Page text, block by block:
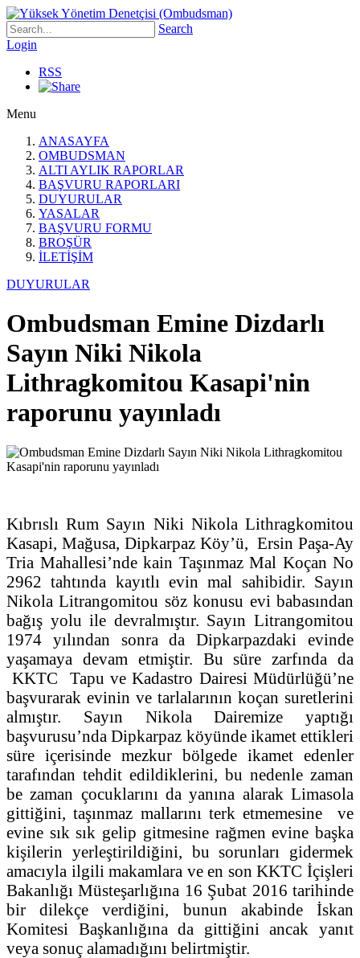
Search
Login
RSS
Menu
ANASAYFA
OMBUDSMAN
ALTI AYLIK RAPORLAR
BAŞVURU RAPORLARI
DUYURULAR
YASALAR
BAŞVURU FORMU
BROŞÜR
İLETİŞİM
DUYURULAR
Ombudsman Emine Dizdarlı
Sayın Niki Nikola
Lithragkomitou Kasapi'nin
raporunu yayınladı
Kıbrıslı Rum Sayın Niki Nikola Lithragkomitou
Kasapi, Mağusa, Dipkarpaz Köy’ü, Ersin Paşa-Ay
Tria Mahallesi’nde kain Taşınmaz Mal Koçan No
2962 tahtında kayıtlı evin mal sahibidir. Sayın
Nikola Litrangomitou söz konusu evi babasından
bağış yolu ile devralmıştır. Sayın Litrangomitou
1974 yılından sonra da Dipkarpazdaki evinde
yaşamaya devam etmiştir. Bu süre zarfında da
KKTC Tapu ve Kadastro Dairesi Müdürlüğü’ne
başvurarak evinin ve tarlalarının koçan suretlerini
almıştır. Sayın Nikola Dairemize yaptığı
başvurusu’nda Dipkarpaz köyünde ikamet ettikleri
süre içerisinde mezkur bölgede ikamet edenler
tarafından tehdit edildiklerini, bu nedenle zaman
be zaman çocuklarını da yanına alarak Limasola
gittiğini, taşınmaz mallarını terk etmemesine ve
evine sık sık gelip gitmesine rağmen evine başka
kişilerin yerleştirildiğini, bu sorunları gidermek
amacıyla ilgili makamlara ve en son KKTC İçişleri
Bakanlığı Müsteşarlığına 16 Şubat 2016 tarihinde
bir dilekçe verdiğini, bunun akabinde İskan
Komitesi Başkanlığına da gittiğini ancak yanıt
veya sonuç alamadığını belirtmiştir.